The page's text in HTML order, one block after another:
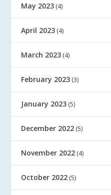
May 2023 (4)
April 2023 (4)
March 2023 (4)
February 2023 (3)
January 2023 (5)
December 2022 (5)
November 2022 (4)
October 2022 (5)